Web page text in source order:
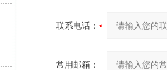
联系电话：
常用邮箱：